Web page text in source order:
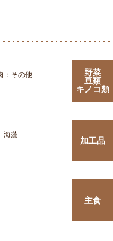
：その他
野菜
豆類
キノコ類
海藻
加工品
主食